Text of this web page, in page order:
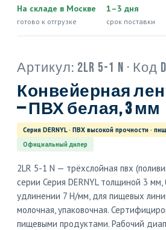
На складе в Москве
готово к отгрузке
1–3 дня
срок поставки
Артикул: 2LR 5-1 N · Код
Конвейерная лента
— ПВХ белая, 3 мм
Серия DERNYL · ПВХ высокой прочности ·
Официальный дилер
2LR 5-1 N — трёхслойная пвх
серии Серия DERNYL толщиной 3 мм,
удлинении 7 Н/мм, для пищевых
молочная, упаковочная.
пищевыми продуктами. Рабочий